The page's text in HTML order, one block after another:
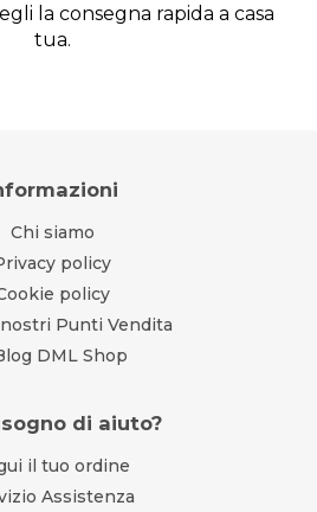
la consegna rapida a casa
tua.
Chi siamo
policy
policy
Punti Vendita
DML Shop
di aiuto?
il tuo ordine
Assistenza